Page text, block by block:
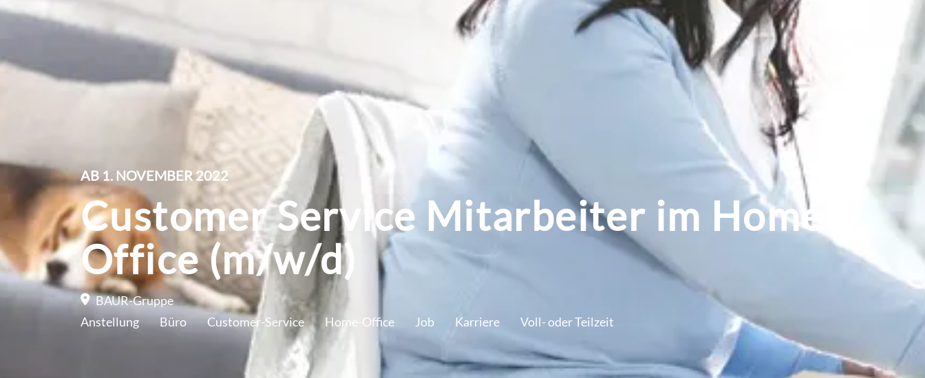
AB 1. NOVEMBER 2022
Customer Service Mitarbeiter im Home
Office (m/w/d)
BAUR-Gruppe
Anstellung
Büro Customer-Service Home-Office Job Karriere Voll- oder Teilzeit